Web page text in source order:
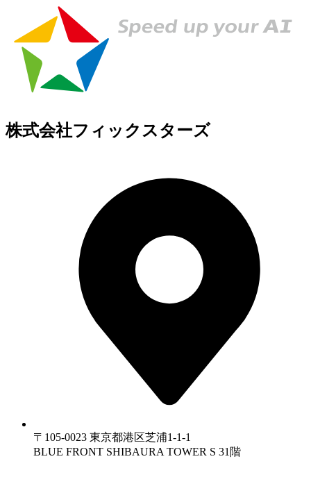
株式会社フィックスターズ
〒105-0023 東京都港区芝浦1-1-1
BLUE FRONT SHIBAURA TOWER S 31階